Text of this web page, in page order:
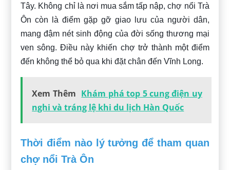
Tây. Không chỉ là nơi mua sắm tấp nập, chợ nổi Trà
Ôn còn là điểm gặp gỡ giao lưu của người dân,
mang đậm nét sinh động của đời sống thương mại
ven sông. Điều này khiến chợ trở thành một điểm
đến không thể bỏ qua khi đặt chân đến Vĩnh Long.
Xem Thêm Khám phá top 5 cung điện uy
nghi và tráng lệ khi du lịch Hàn Quốc
Thời điểm nào lý tưởng để tham quan
chợ nổi Trà Ôn